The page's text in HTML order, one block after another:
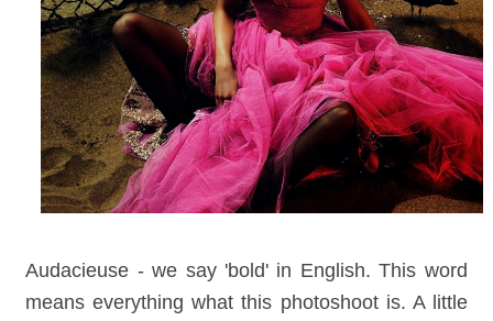
Audacieuse - we say 'bold' in English. This word
means everything what this photoshoot is. A little